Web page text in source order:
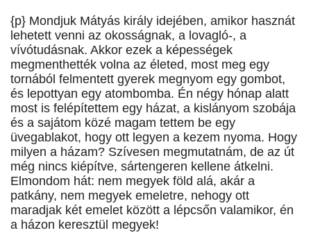
{p} Mondjuk Mátyás király idejében, amikor hasznát
lehetett venni az okosságnak, a lovagló-, a
vívótudásnak. Akkor ezek a képességek
megmenthették volna az életed, most meg egy
tornából felmentett gyerek megnyom egy gombot,
és lepottyan egy atombomba. Én négy hónap alatt
most is felépítettem egy házat, a kislányom szobája
és a sajátom közé magam tettem be egy
üvegablakot, hogy ott legyen a kezem nyoma. Hogy
milyen a házam? Szívesen megmutatnám, de az út
még nincs kiépítve, sártengeren kellene átkelni.
Elmondom hát: nem megyek föld alá, akár a
patkány, nem megyek emeletre, nehogy ott
maradjak két emelet között a lépcsőn valamikor, én
a házon keresztül megyek!